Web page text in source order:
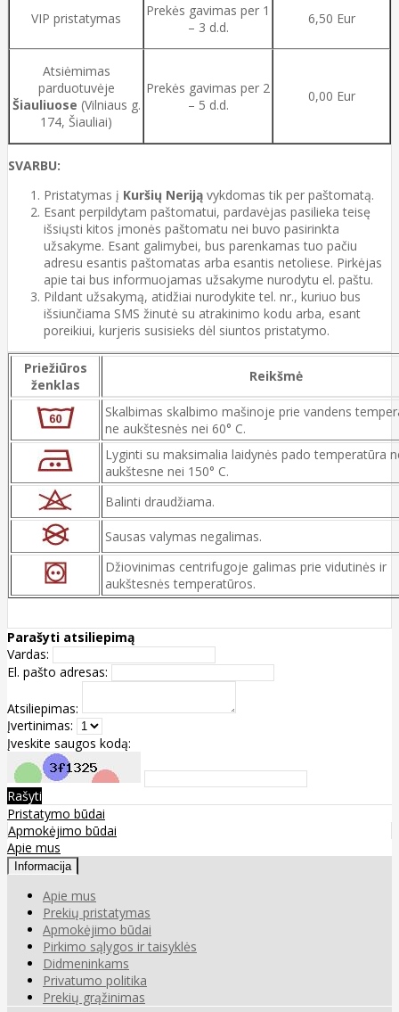
VIP pristatymas
Prekės gavimas per 1
– 3 d.d.
6,50 Eur
Atsiėmimas
parduotuvėje
Šiauliuose (Vilniaus g.
174, Šiauliai)
Prekės gavimas per 2
– 5 d.d.
0,00 Eur
SVARBU:
Pristatymas į Kuršių Neriją vykdomas tik per paštomatą.
Esant perpildytam paštomatui, pardavėjas pasilieka teisę
išsiųsti kitos įmonės paštomatu nei buvo pasirinkta
užsakyme. Esant galimybei, bus parenkamas tuo pačiu
adresu esantis paštomatas arba esantis netoliese. Pirkėjas
apie tai bus informuojamas užsakyme nurodytu el. paštu.
Pildant užsakymą, atidžiai nurodykite tel. nr., kuriuo bus
išsiunčiama SMS žinutė su atrakinimo kodu arba, esant
poreikiui, kurjeris susisieks dėl siuntos pristatymo.
Priežiūros
ženklas
Reikšmė
Skalbimas skalbimo mašinoje prie vandens
ne aukštesnės nei 60° C.
Lyginti su maksimalia laidynės pado temperatūra
aukštesne nei 150° C.
Balinti draudžiama.
Sausas valymas negalimas.
Džiovinimas centrifugoje galimas prie vidutinės ir
aukštesnės temperatūros.
Parašyti atsiliepimą
Vardas:
El. pašto adresas:
Atsiliepimas:
Įvertinimas:
Įveskite saugos kodą:
Rašyti
Pristatymo būdai
Apmokėjimo būdai
Apie mus
Informacija
Apie mus
Prekių pristatymas
Apmokėjimo būdai
Pirkimo sąlygos ir taisyklės
Didmeninkams
Privatumo politika
Prekių grąžinimas